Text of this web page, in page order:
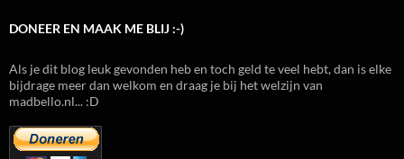
DONEER EN MAAK ME BLIJ :-)
Als je dit blog leuk gevonden heb en toch geld te veel hebt, dan is elke
bijdrage meer dan welkom en draag je bij het welzijn van
madbello.nl... :D